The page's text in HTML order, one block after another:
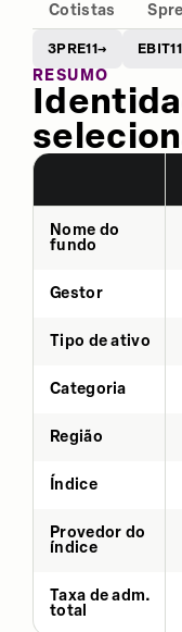
Cotistas
3PRE11→ EBIT11
RESUMO
Nome do
fundo
Gestor
Tipo de ativo
Categoria
Região
Índice
Provedor do
índice
Taxa de adm.
total